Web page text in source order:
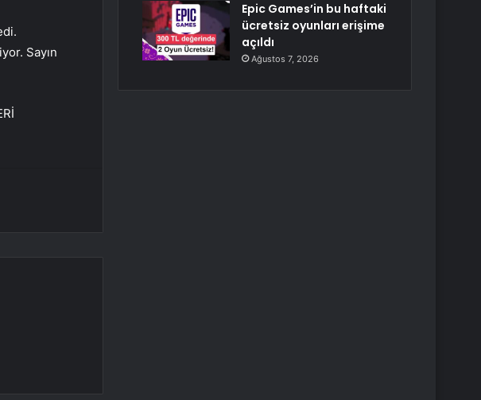
Sayın
Epic Games’in bu haftaki
ücretsiz oyunları erişime
açıldı
Ağustos 7, 2026